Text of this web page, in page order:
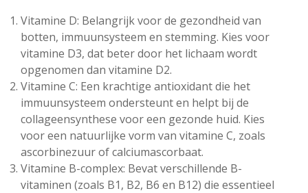
Vitamine D: Belangrijk voor de gezondheid van
botten, immuunsysteem en stemming. Kies voor
vitamine D3, dat beter door het lichaam wordt
opgenomen dan vitamine D2.
Vitamine C: Een krachtige antioxidant die het
immuunsysteem ondersteunt en helpt bij de
collageensynthese voor een gezonde huid. Kies
voor een natuurlijke vorm van vitamine C, zoals
ascorbinezuur of calciumascorbaat.
Vitamine B-complex: Bevat verschillende B-
vitaminen (zoals B1, B2, B6 en B12) die essentieel